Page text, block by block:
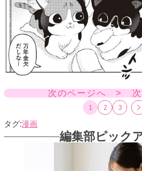
次のページへ > 次
1 2 3
漫画
編集部ピック